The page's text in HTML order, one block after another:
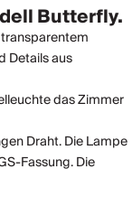
Butterfly.
Details aus
das Zimmer
Draht. Die Lampe
Fassung. Die